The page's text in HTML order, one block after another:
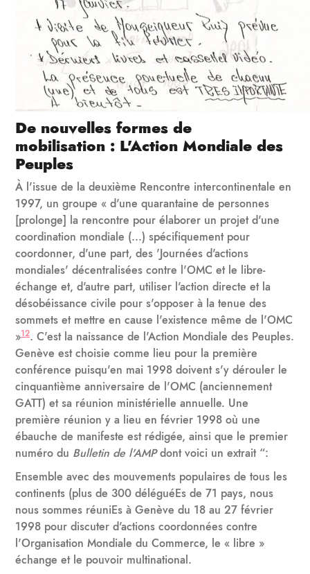
De nouvelles formes de
mobilisation : L'Action Mondiale des
Peuples
À l'issue de la deuxième Rencontre intercontinentale en
1997, un groupe « d'une quarantaine de personnes
[prolonge] la rencontre pour élaborer un projet d'une
coordination mondiale (...) spécifiquement pour
coordonner, d'une part, des 'Journées d'actions
mondiales' décentralisées contre l'OMC et le libre-
échange et, d'autre part, utiliser l'action directe et la
désobéissance civile pour s'opposer à la tenue des
sommets et mettre en cause l'existence même de l'OMC
»12. C'est la naissance de l'Action Mondiale des Peuples.
Genève est choisie comme lieu pour la première
conférence puisqu'en mai 1998 doivent s'y dérouler le
cinquantième anniversaire de l'OMC (anciennement
GATT) et sa réunion ministérielle annuelle. Une
première réunion y a lieu en février 1998 où une
ébauche de manifeste est rédigée, ainsi que le premier
numéro du Bulletin de l'AMPdont voici un extrait “:
Ensemble avec des mouvements populaires de tous les
continents (plus de 300 déléguéEs de 71 pays, nous
nous sommes réuniEs à Genève du 18 au 27 février
1998 pour discuter d'actions coordonnées contre
l'Organisation Mondiale du Commerce, le « libre »
échange et le pouvoir multinational.